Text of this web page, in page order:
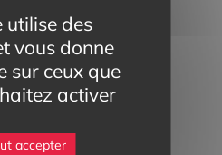
utilise des
vous donne
sur ceux que
activer
accepter